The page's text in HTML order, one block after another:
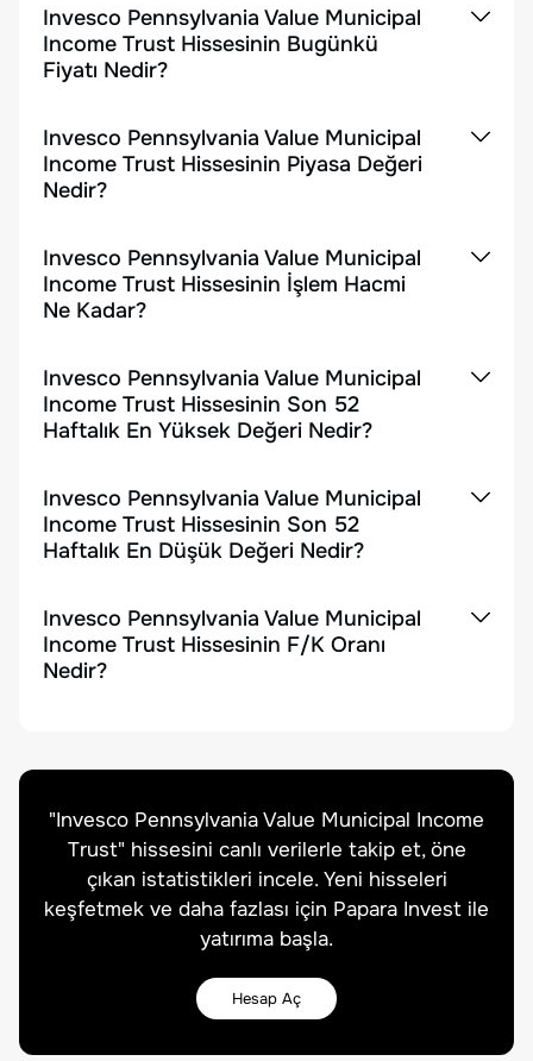
Invesco Pennsylvania Value Municipal
Income Trust Hissesinin Bugünkü
Fiyatı Nedir?
Invesco Pennsylvania Value Municipal
Income Trust Hissesinin Piyasa Değeri
Nedir?
Invesco Pennsylvania Value Municipal
Income Trust Hissesinin İşlem Hacmi
Ne Kadar?
Invesco Pennsylvania Value Municipal
Income Trust Hissesinin Son 52
Haftalık En Yüksek Değeri Nedir?
Invesco Pennsylvania Value Municipal
Income Trust Hissesinin Son 52
Haftalık En Düşük Değeri Nedir?
Invesco Pennsylvania Value Municipal
Income Trust Hissesinin F/K Oranı
Nedir?
"Invesco Pennsylvania Value Municipal Income
Trust" hissesini canlı verilerle takip et, öne
çıkan istatistikleri incele. Yeni hisseleri
keşfetmek ve daha fazlası için Papara Invest ile
yatırıma başla.
Hesap Aç